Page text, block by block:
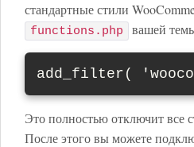
стандартные стили
functions.php вашей
add_filter(
Это полностью отключит все
После этого вы можете